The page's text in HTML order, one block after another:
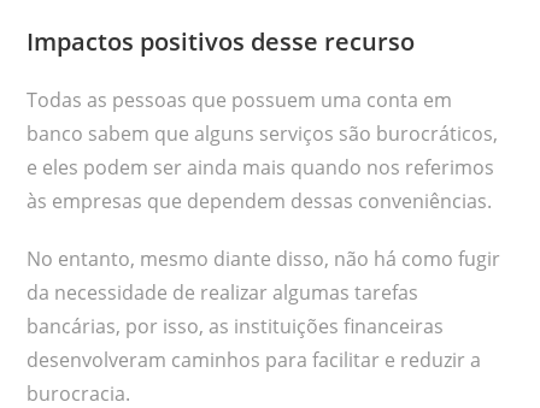
Impactos positivos desse recurso
Todas as pessoas que possuem uma conta em
banco sabem que alguns serviços são burocráticos,
e eles podem ser ainda mais quando nos referimos
às empresas que dependem dessas conveniências.
No entanto, mesmo diante disso, não há como fugir
da necessidade de realizar algumas tarefas
bancárias, por isso, as instituições financeiras
desenvolveram caminhos para facilitar e reduzir a
burocracia.